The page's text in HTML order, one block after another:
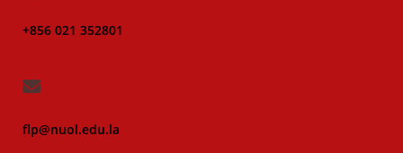
+856 021 352801
flp@nuol.edu.la